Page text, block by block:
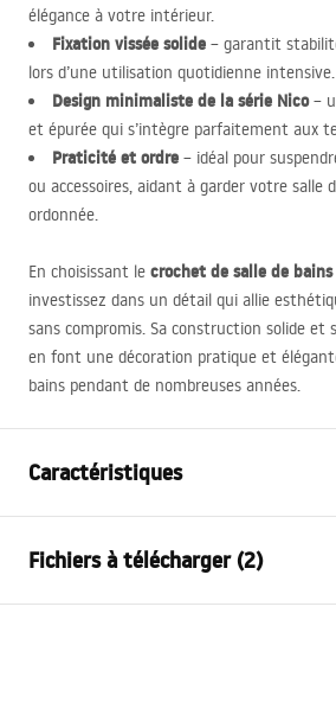
élégance à votre intérieur.
Fixation vissée solide – garantit
lors d’une utilisation quotidienne intensive.
Design minimaliste de la série Nico–
et épurée qui s’intègre parfaitement aux
Praticité et ordre – idéal pour
ou accessoires, aidant à garder votre salle
ordonnée.
En choisissant le crochet de salle de bains
investissez dans un détail qui allie
sans compromis. Sa construction solide
en font une décoration pratique et
bains pendant de nombreuses années.
Caractéristiques
Matériel
Méthode de montage
À visser
Fichiers à télécharger (2)